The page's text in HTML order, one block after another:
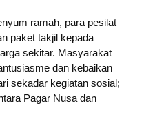
ramah, para pesilat
paket takjil kepada
sekitar. Masyarakat
dan kebaikan
sekadar kegiatan sosial;
Pagar Nusa dan